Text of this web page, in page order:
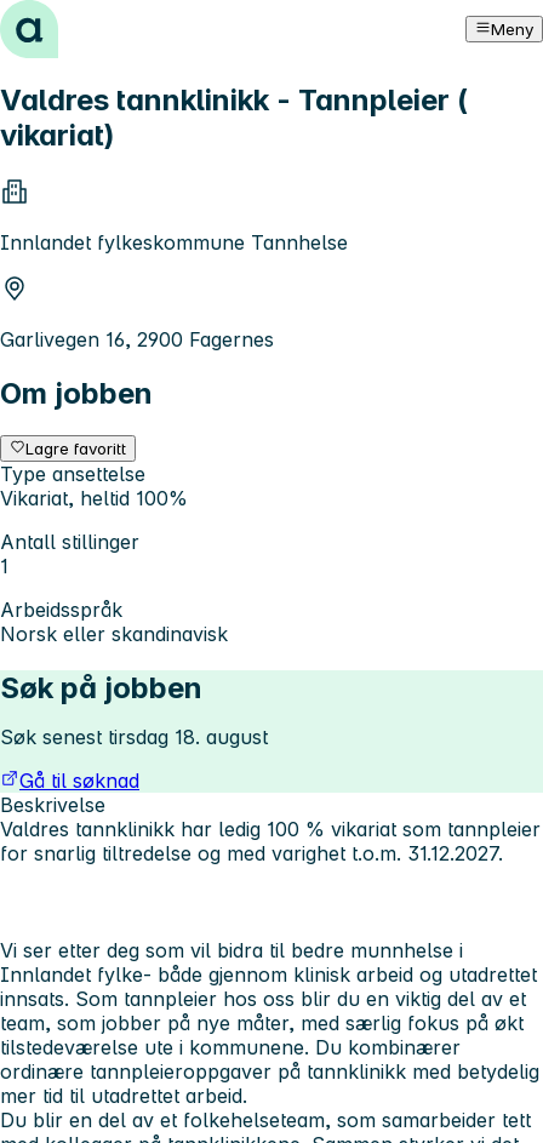
Hopp til innhold Meny
Valdres tannklinikk - Tannpleier (
vikariat)
Innlandet fylkeskommune Tannhelse
Garlivegen 16, 2900 Fagernes
Om jobben
Lagre favoritt
Type ansettelse
Vikariat, heltid 100%
Antall stillinger
1
Arbeidsspråk
Norsk eller skandinavisk
Søk på jobben
Søk senest tirsdag 18. august
Gå til søknad
Beskrivelse
Valdres tannklinikk har ledig 100 % vikariat som tannpleier
for snarlig tiltredelse og med varighet t.o.m. 31.12.2027.
Vi ser etter deg som vil bidra til bedre munnhelse i
Innlandet fylke- både gjennom klinisk arbeid og utadrettet
innsats. Som tannpleier hos oss blir du en viktig del av et
team, som jobber på nye måter, med særlig fokus på økt
tilstedeværelse ute i kommunene. Du kombinærer
ordinære tannpleieroppgaver på tannklinikk med betydelig
mer tid til utadrettet arbeid.
Du blir en del av et folkehelseteam, som samarbeider tett